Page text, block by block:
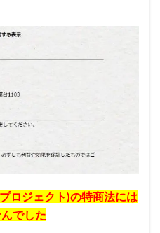
ロジェクト)の特商法には
でした